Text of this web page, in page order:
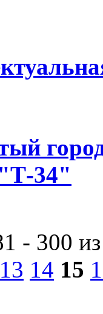
34"
- 300
13 14 15